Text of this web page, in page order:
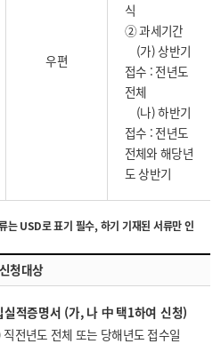
우편
식
② 과세기간
(가) 상반기
접수 : 전년도
전체
(나) 하반기
접수 : 전년도
전체와 해당년
도 상반기
는 USD로 표기 필수, 하기 기재된 서류만 인
신청대상
실적증명서 (가, 나 中 택1하여 신청)
전년도 전체 또는 당해년도 접수일